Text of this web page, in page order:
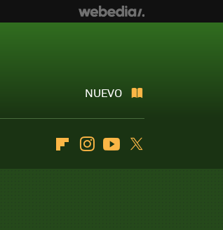
NUEVO
FlipboardInstagramYoutube